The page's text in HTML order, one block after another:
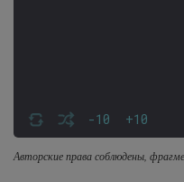
-10 +10
Авторские права соблюдены,